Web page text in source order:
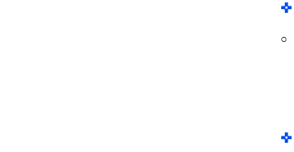
✜︎
○
✜︎